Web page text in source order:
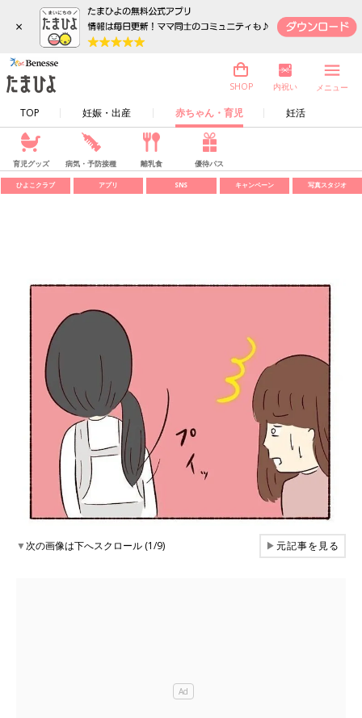
×
TOP 妊娠・出産 赤ちゃん・育児 妊活
SHOP 内祝い メニュー
育児グッズ 病気・予防接種 離乳食 優待パス
ひよこクラブ アプリ SNS キャンペーン 写真スタジオ
▼次の画像は下へスクロール (1/9) ▶元記事を見る